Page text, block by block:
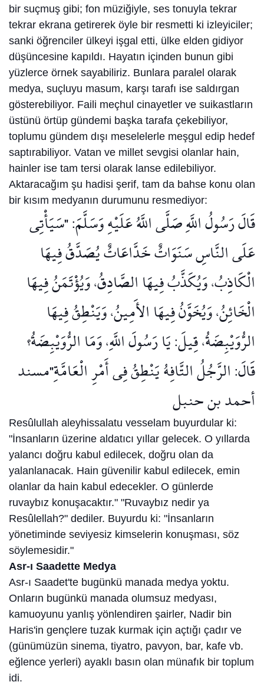
bir suçmuş gibi; fon müziğiyle, ses tonuyla tekrar
tekrar ekrana getirerek öyle bir resmetti ki izleyiciler;
sanki öğrenciler ülkeyi işgal etti, ülke elden gidiyor
düşüncesine kapıldı. Hayatın içinden bunun gibi
yüzlerce örnek sayabiliriz. Bunlara paralel olarak
medya, suçluyu masum, karşı tarafı ise saldırgan
gösterebiliyor. Faili meçhul cinayetler ve suikastların
üstünü örtüp gündemi başka tarafa çekebiliyor,
toplumu gündem dışı meselelerle meşgul edip hedef
saptırabiliyor. Vatan ve millet sevgisi olanlar hain,
hainler ise tam tersi olarak lanse edilebiliyor.
Aktaracağım şu hadisi şerif, tam da bahse konu olan
bir kısım medyanın durumunu resmediyor:
قَالَ رَسُولُ اللَّهِ صَلَّى اللَّهُ عَلَيْهِ وَسَلَّمَ: "سَيَأْتِي
عَلَى النَّاسِ سَنَوَاتٌ خَدَّاعَاتٌ يُصَدَّقُ فِيهَا
الْكَاذِبُ، وَيُكَذَّبُ فِيهَا الصَّادِقُ، وَيُؤْتَمَنُ فِيهَا
الْخَائِنُ، وَيُخَوَّنُ فِيهَا الأَمِينُ، وَيَنْطِقُ فِيهَا
الرُّوَيْبِضَةُ، قِيلَ: يَا رَسُولَ اللَّهِ، وَمَا الرُّوَيْبِضَةُ؟
قَالَ: الرَّجُلُ التَّافِهُ يَنْطِقُ فِي أَمْرِ الْعَامَّةِ"مسند
أحمد بن حنبل
Resûlullah aleyhissalatu vesselam buyurdular ki:
"İnsanların üzerine aldatıcı yıllar gelecek. O yıllarda
yalancı doğru kabul edilecek, doğru olan da
yalanlanacak. Hain güvenilir kabul edilecek, emin
olanlar da hain kabul edecekler. O günlerde
ruvaybız konuşacaktır." "Ruvaybız nedir ya
Resûlellah?" dediler. Buyurdu ki: "İnsanların
yönetiminde seviyesiz kimselerin konuşması, söz
söylemesidir."
Asr-ı Saadette Medya
Asr-ı Saadet'te bugünkü manada medya yoktu.
Onların bugünkü manada olumsuz medyası,
kamuoyunu yanlış yönlendiren şairler, Nadir bin
Haris'in gençlere tuzak kurmak için açtığı çadır ve
(günümüzün sinema, tiyatro, pavyon, bar, kafe vb.
eğlence yerleri) ayaklı basın olan münafık bir toplum
idi.